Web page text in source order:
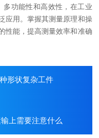
多功能性和高效性，在工业
应用。掌握其测量原理和操
性能，提高测量效率和准确
形状复杂工件
上需要注意什么